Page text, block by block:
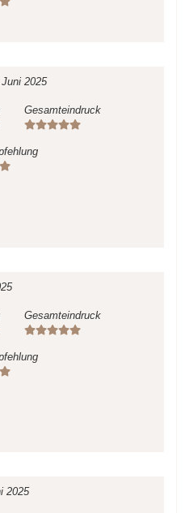
Juni 2025
Gesamteindruck
Gesamteindruck
2025